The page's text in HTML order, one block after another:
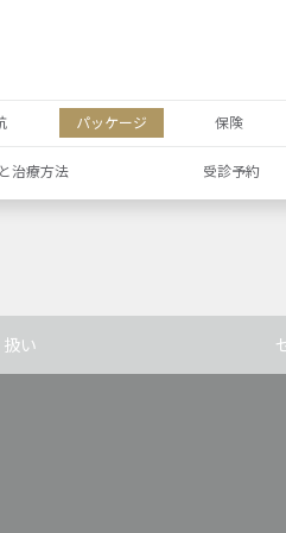
パッケージ 保険
治療方法 受診予約
扱い